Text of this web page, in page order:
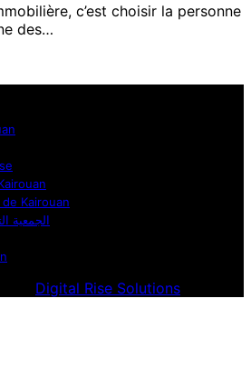
c’est choisir la personne
des…
Kairouan
الجمعية
Digital Rise Solutions